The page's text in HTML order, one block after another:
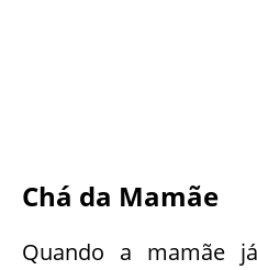
Chá da Mamãe
Quando a mamãe